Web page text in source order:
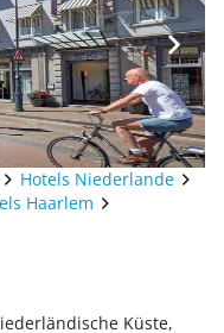
Hotels Niederlande
Haarlem
Küste,